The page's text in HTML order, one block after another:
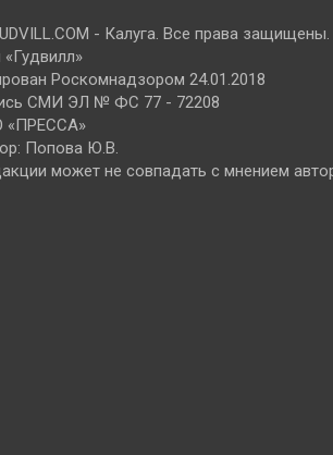
- Калуга. Все права защищены.
Роскомнадзором 24.01.2018
СМИ ЭЛ № ФС 77 - 72208
«ПРЕССА»
Попова Ю.В.
может не совпадать с мнением